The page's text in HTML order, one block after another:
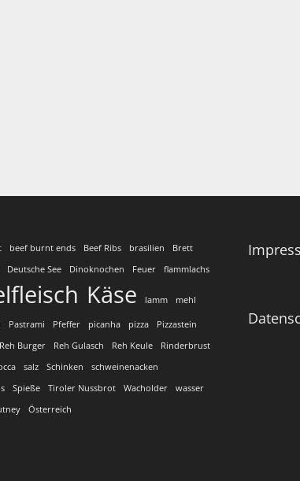
beef burnt ends Beef Ribs brasilien
Brett
Deutsche See Dinoknochen Feuer flammlachs
Käse lamm mehl
Pastrami Pfeffer picanha pizza
Pizzastein
Reh Burger Reh Gulasch Reh Keule
Rinderbrust
salz Schinken
schweinenacken
Spieße Tiroler Nussbrot Wacholder
wasser
Österreich